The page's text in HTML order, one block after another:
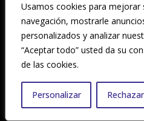
Usamos cookies para mejorar
navegación, mostrarle
personalizados y analizar
“Aceptar todo” usted da su
de las cookies.
Personalizar
Consultoría tecnológica